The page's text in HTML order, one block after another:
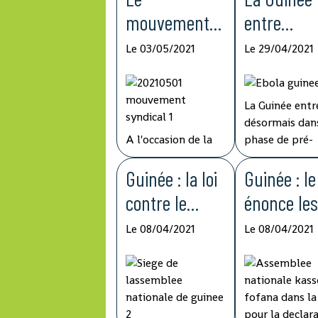
mouvement
syndical
demande une
augmentation
des salaire et
de pension de
retraite
Le 03/05/2021
A l'occasion de la
célébration de la
fête internationale
du Travail, le
mouvement
syndical guinéen a
au gouvernement
une doléance
relative à
l'augmentation de
entre
désormais
dans la
de pré-
la fièvre
Le 29/04/2021
La Guinée
désormais
phase de pré-
élimination
fièvre Ebola,
une période de
surveillance
de 42 jours
le double de la
période
d'incubation
virus, a indiqué
Guinée : la loi
contre le
blanchiment
de capitaux et
le
financement
Le 08/04/2021
Guinée :
énonce les
grands axes
de
nt à
Le 08/04/2021